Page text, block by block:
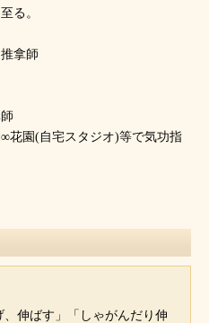
る。
拿師
花園(自宅スタジオ)等で気功指
伸ばす」「しゃがんだり伸